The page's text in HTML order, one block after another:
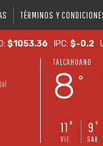
TÉRMINOS Y
$1053.36 IPC:$-0.2
TALCAHUANO
8 °
11 °
VIE
9 °
SAB